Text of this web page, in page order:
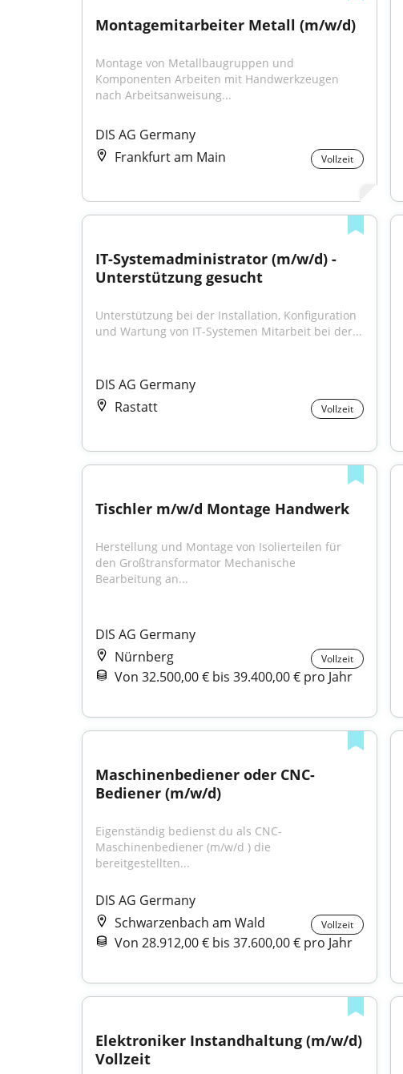
Montagemitarbeiter Metall (m/w/d)
Montage von Metallbaugruppen und
Komponenten Arbeiten mit Handwerkzeugen
nach Arbeitsanweisung...
DIS AG Germany
Frankfurt am Main
Vollzeit
IT-Systemadministrator (m/w/d) -
Unterstützung gesucht
Unterstützung bei der Installation, Konfiguration
und Wartung von IT-Systemen Mitarbeit bei der...
DIS AG Germany
Rastatt
Vollzeit
Tischler m/w/d Montage Handwerk
Herstellung und Montage von Isolierteilen für
den Großtransformator Mechanische
Bearbeitung an...
DIS AG Germany
Nürnberg
Vollzeit
Von 32.500,00 € bis 39.400,00 € pro Jahr
Maschinenbediener oder CNC-
Bediener (m/w/d)
Eigenständig bedienst du als CNC-
Maschinenbediener (m/w/d ) die
bereitgestellten...
DIS AG Germany
Schwarzenbach am Wald
Vollzeit
Von 28.912,00 € bis 37.600,00 € pro Jahr
Elektroniker Instandhaltung (m/w/d)
Vollzeit